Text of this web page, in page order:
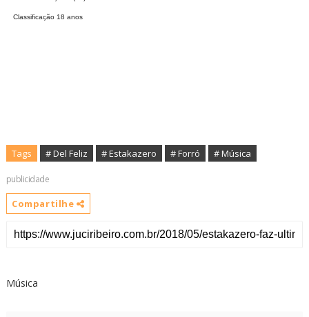
Classificação 18 anos
Tags # Del Feliz # Estakazero # Forró # Música
publicidade
Compartilhe
Música